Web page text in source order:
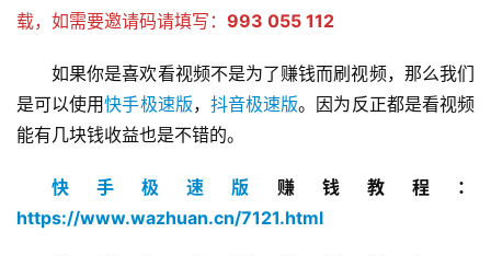
载，如需要邀请码请填写： 993 055 112
如果你是喜欢看视频不是为了赚钱而刷视频，那么我们
是可以使用快手极速版， 抖音极速版。因为反正都是看视频
能有几块钱收益也是不错的。
快手极速版 赚钱教程：
https://www.wazhuan.cn/7121.html